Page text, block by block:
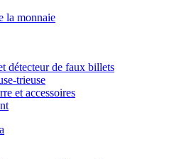
la monnaie
détecteur de faux billets
trieuse
et accessoires